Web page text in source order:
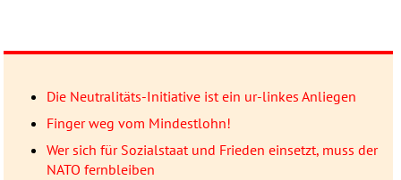
Die Neutralitäts-Initiative ist ein ur-linkes Anliegen
Finger weg vom Mindestlohn!
Wer sich für Sozialstaat und Frieden einsetzt, muss der
NATO fernbleiben